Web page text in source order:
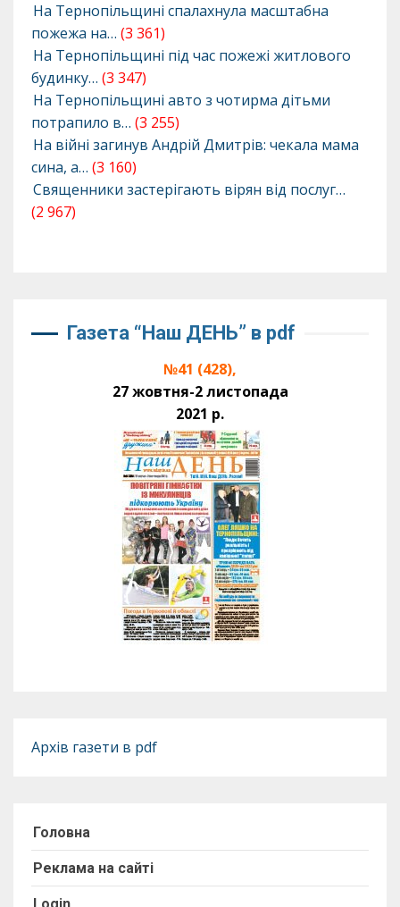
На Тернопільщині спалахнула масштабна
пожежа на… (3 361)
На Тернопільщині під час пожежі житлового
будинку… (3 347)
На Тернопільщині авто з чотирма дітьми
потрапило в… (3 255)
На війні загинув Андрій Дмитрів: чекала мама
сина, а… (3 160)
Священники застерігають вірян від послуг…
(2 967)
Газета “Наш ДЕНЬ” в pdf
№41 (428),
27 жовтня-2 листопада
2021 р.
Архів газети в pdf
Головна
Реклама на сайті